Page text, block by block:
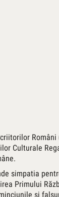
Români
Culturale
simpatia
Primului
și